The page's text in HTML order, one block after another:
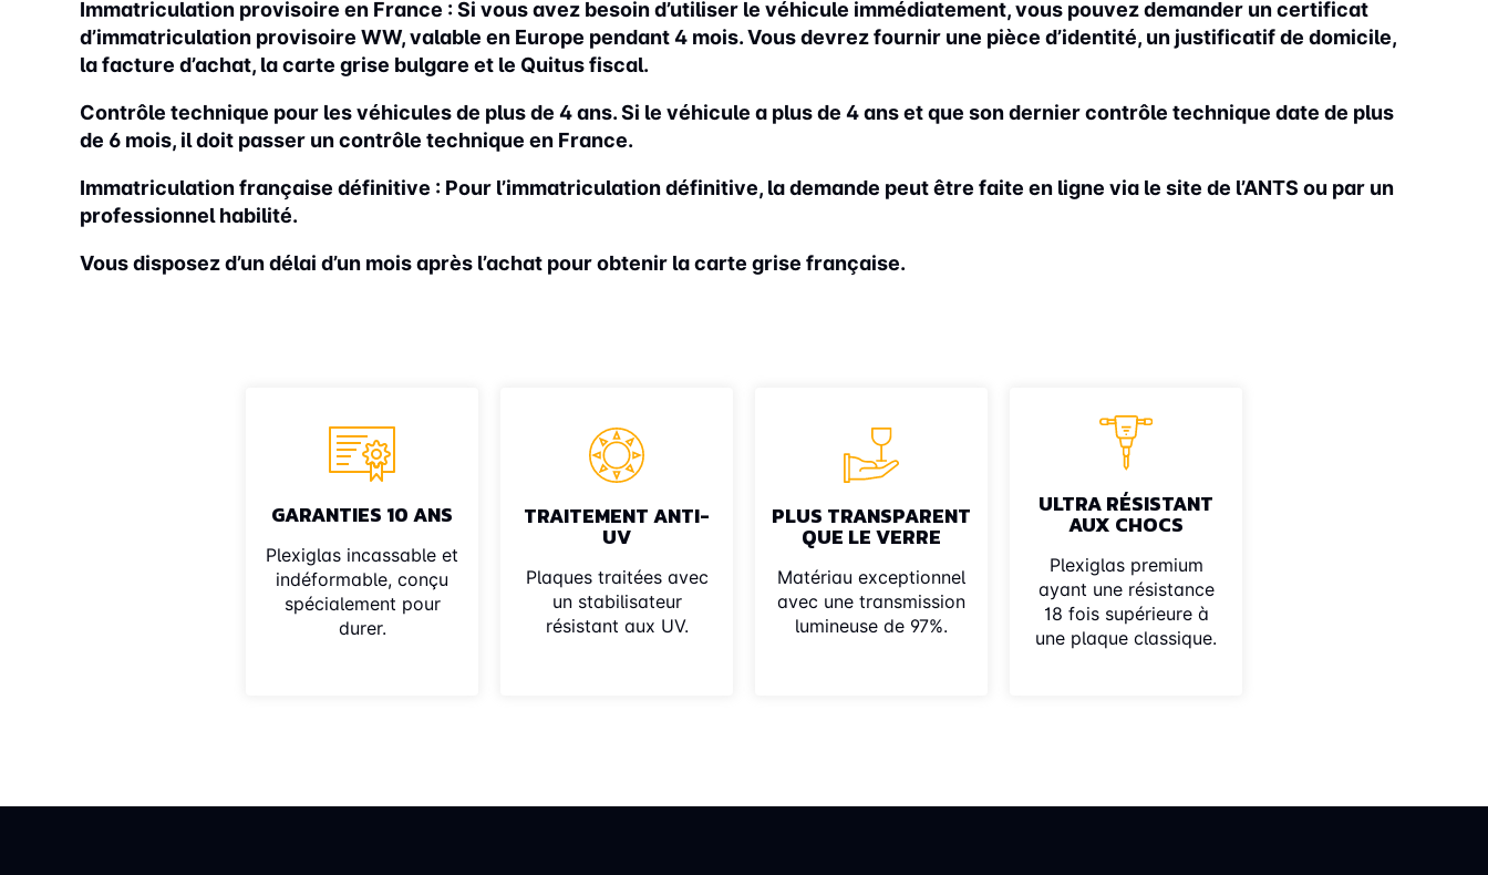
Immatriculation provisoire en France :Si vous avez besoin d’utiliser le véhicule immédiatement, vous pouvez demander un certificat
d’immatriculation provisoire WW, valable en Europe pendant 4 mois. Vous devrez fournir une pièce d’identité, un justificatif de domicile,
la facture d’achat, la carte grise bulgare et le Quitus fiscal.
Contrôle technique pour les véhicules de plus de 4 ans. Si le véhicule a plus de 4 ans et que son dernier contrôle technique date de plus
de 6 mois, il doit passer un contrôle technique en France.
Immatriculation française définitive : Pour l’immatriculation définitive, la demande peut être faite en ligne via le site de l’ANTS ou par un
professionnel habilité.
Vous disposez d’un délai d’un mois après l’achat pour obtenir la carte grise française.
GARANTIES 10 ANS
Plexiglas incassable et
indéformable, conçu
spécialement pour
durer.
TRAITEMENT ANTI-
UV
Plaques traitées avec
un stabilisateur
résistant aux UV.
PLUS TRANSPARENT
QUE LE VERRE
Matériau exceptionnel
avec une transmission
lumineuse de 97%.
ULTRA RÉSISTANT
AUX CHOCS
Plexiglas premium
ayant une résistance
18 fois supérieure à
une plaque classique.